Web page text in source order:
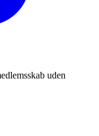
uden